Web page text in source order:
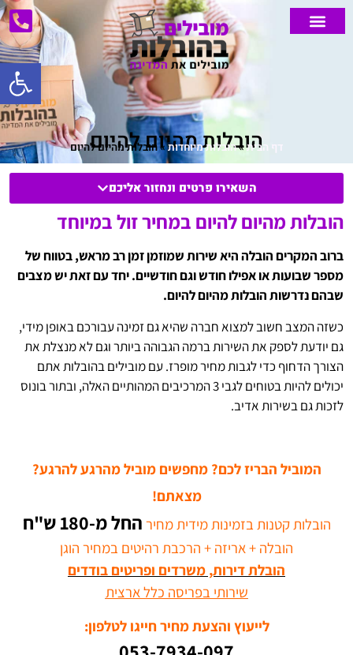
הובלות מהיום להיוםדף הבית»הובלות מיוחדות»הובלות מהיום להיום
השאירו פרטים ונחזור אליכם
הובלות מהיום להיום במחיר זול במיוחד
ברוב המקרים הובלה היא שירות שמוזמן זמן רב מראש, בטווח של
מספר שבועות או אפילו חודש וגם חודשיים. יחד עם זאת יש מצבים
שבהם נדרשות הובלות מהיום להיום.
כשזה המצב חשוב למצוא חברה שהיא גם זמינה עבורכם באופן מידי,
גם יודעת לספק את השירות ברמה הגבוהה ביותר וגם לא מנצלת את
הצורך הדחוף כדי לגבות מחיר מופרז. עם מובילים בהובלות אתם
יכולים להיות בטוחים לגבי 3 המרכיבים המהותיים האלה, ובתור בונוס
לזכות גם בשירות אדיב.
המוביל הבריז לכם? מחפשים מוביל מהרגע להרגע?
מצאתם!
הובלות קטנות בזמינות מידית מחיר החל מ-180 ש"ח
הובלה + אריזה + הרכבת רהיטים במחיר הוגן
הובלת דירות, משרדים ופריטים בודדים
שירותי בפריסה כלל ארצית
לייעוץ והצעת מחיר חייגו לטלפון:
פתח